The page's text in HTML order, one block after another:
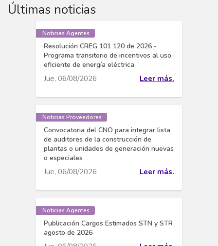
Últimas noticias
Noticias Agentes
Resolución CREG 101 120 de 2026 -
Programa transitorio de incentivos al uso
eficiente de energía eléctrica
Jue, 06/08/2026 Leer más.
Noticias Proveedores
Convocatoria del CNO para integrar lista
de auditores de la construcción de
plantas o unidades de generación nuevas
o especiales
Jue, 06/08/2026 Leer más.
Noticias Agentes
Publicación Cargos Estimados STN y STR
agosto de 2026